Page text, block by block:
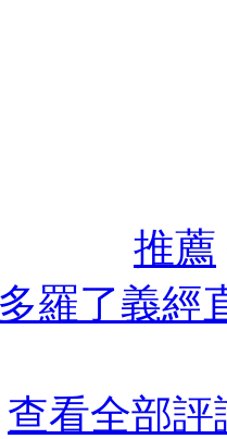
推薦
羅了義
查看全部評